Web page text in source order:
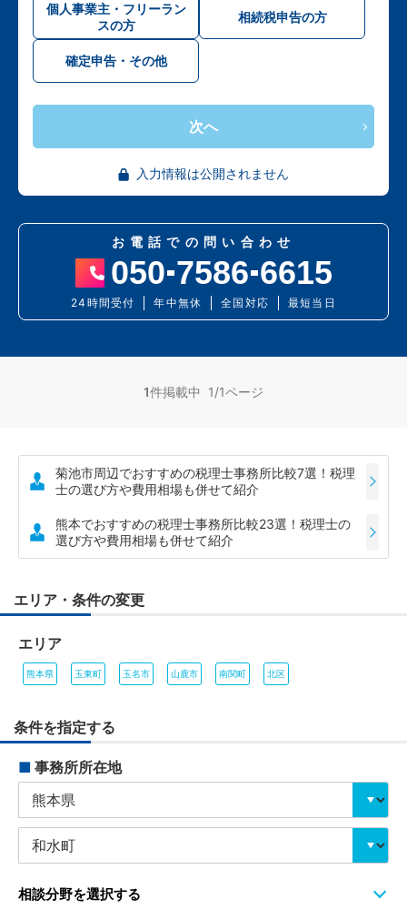
個人事業主・フリーラン
スの方
相続税申告の方
確定申告・その他
次へ
入力情報は公開されません
お電話での問い合わせ
050 7586 6615
24時間受付 年中無休 全国対応 最短当日
1件掲載中 1/1ページ
菊池市周辺でおすすめの税理士事務所比較7選！税理
士の選び方や費用相場も併せて紹介
熊本でおすすめの税理士事務所比較23選！税理士の
選び方や費用相場も併せて紹介
エリア・条件の変更
エリア
熊本県 玉東町 玉名市 山鹿市 南関町 北区
条件を指定する
■ 事務所所在地
相談分野を選択する